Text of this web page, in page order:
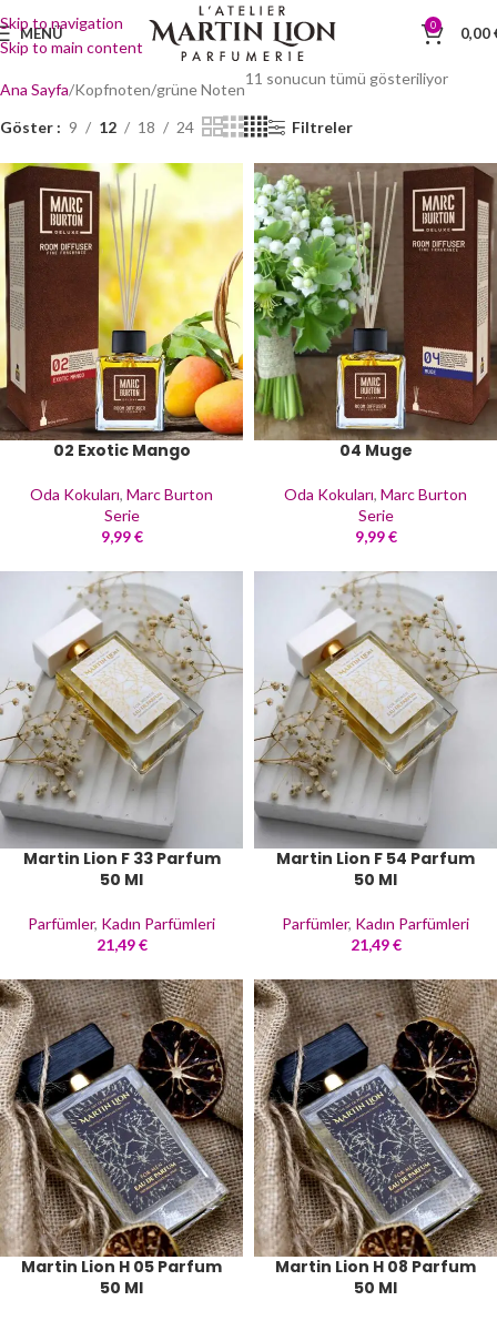
Skip to navigation
Skip to main content
MENÜ 0 0,00
Ana Sayfa Kopfnoten grüne Noten
11 sonucun tümü gösteriliyor
Göster 9 12 18 24 Filtreler
02 Exotic Mango
Oda Kokuları, Marc Burton
Serie
9,99€
04 Muge
Oda Kokuları, Marc Burton
Serie
9,99€
Martin Lion F 33 Parfum
50 Ml
Parfümler, Kadın Parfümleri
21,49€
Martin Lion F 54 Parfum
50 Ml
Parfümler, Kadın Parfümleri
21,49€
Martin Lion H 05 Parfum
50 Ml
Martin Lion H 08 Parfum
50 Ml